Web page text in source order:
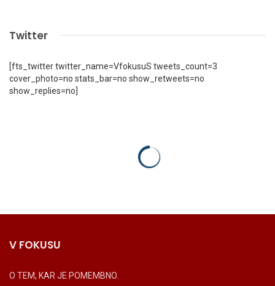
Twitter
[fts_twitter twitter_name=VfokusuS tweets_count=3
cover_photo=no stats_bar=no show_retweets=no
show_replies=no]
V FOKUSU
O TEM, KAR JE POMEMBNO.